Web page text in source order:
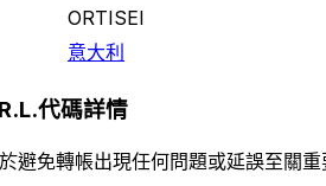
ORTISEI
意大利
代碼詳情
避免轉帳出現任何問題或延誤至關